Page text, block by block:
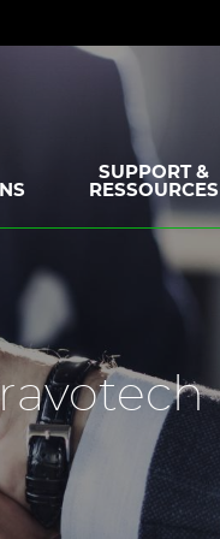
SUPPORT &
RESSOURCES